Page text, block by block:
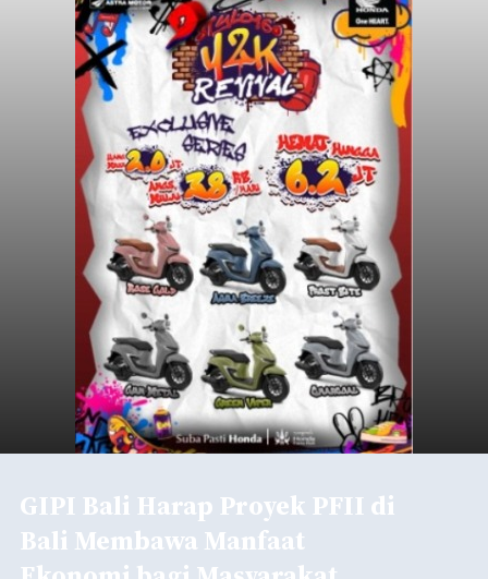
GIPI Bali Harap Proyek PFII di
Bali Membawa Manfaat